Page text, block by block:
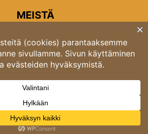
MEISTÄ
Rondon toimitus
6A 00520 Helsinki
puh. 03 4246 5318
yhteyttä:toimitus@rondo.fi
Oy 2026 ver 2.4